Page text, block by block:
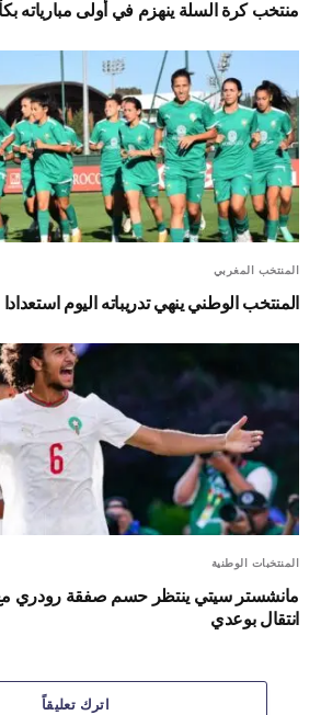
منتخب كرة السلة ينهزم في أولى مبارياته
المنتخب المغربي
المنتخب الوطني ينهي تدريباته اليوم
المنتخبات الوطنية
مانشستر سيتي ينتظر حسم صفقة رودري مع
انتقال بوعدي
اترك تعليقاً